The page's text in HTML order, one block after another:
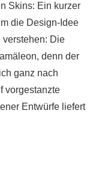
Skins: Ein kurzer
die Design-Idee
verstehen: Die
denn der
ganz nach
vorgestanzte
Entwürfe liefert